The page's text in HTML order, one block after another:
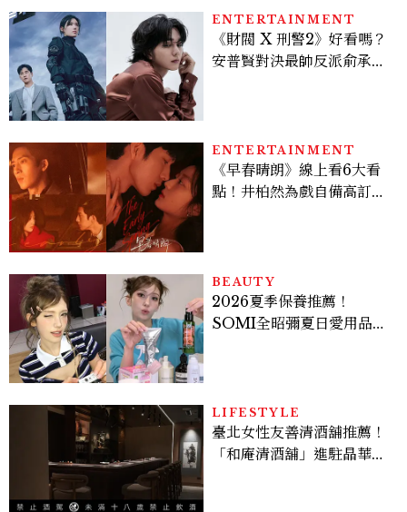
ENTERTAINMENT
《財閥 X 刑警2》好看嗎？
安普賢對決最帥反派俞承
多大？
ENTERTAINMENT
《早春晴朗》線上看6大看
點！井柏然為戲自備高訂，
BEAUTY
2026夏季保養推薦！
SOMI全昭彌夏日愛用品公
LIFESTYLE
臺北女性友善清酒舖推薦！
「和庵清酒舖」進駐晶華酒